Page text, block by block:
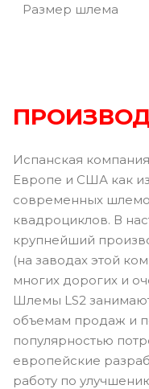
Размер шлема
Испанская
Европе и США как
современных
квадроциклов. В
крупнейший
(на заводах этой
многих дорогих и
Шлемы LS2
объемам продаж и
популярностью
европейские
работу по